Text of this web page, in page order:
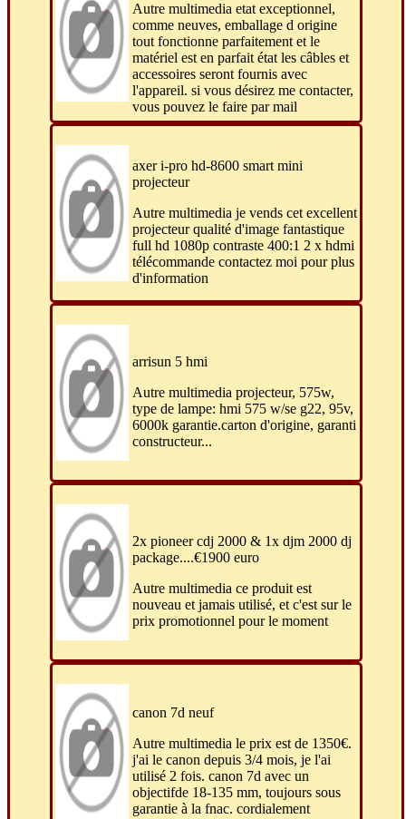
Autre multimedia etat exceptionnel,
comme neuves, emballage d origine
tout fonctionne parfaitement et le
matériel est en parfait état les câbles et
accessoires seront fournis avec
l'appareil. si vous désirez me contacter,
vous pouvez le faire par mail
axer i-pro hd-8600 smart mini
projecteur
Autre multimedia je vends cet excellent
projecteur qualité d'image fantastique
full hd 1080p contraste 400:1 2 x hdmi
télécommande contactez moi pour plus
d'information
arrisun 5 hmi
Autre multimedia projecteur, 575w,
type de lampe: hmi 575 w/se g22, 95v,
6000k garantie.carton d'origine, garanti
constructeur...
2x pioneer cdj 2000 & 1x djm 2000 dj
package....€1900 euro
Autre multimedia ce produit est
nouveau et jamais utilisé, et c'est sur ​​le
prix promotionnel pour le moment
canon 7d neuf
Autre multimedia le prix est de 1350€.
j'ai le canon depuis 3/4 mois, je l'ai
utilisé 2 fois. canon 7d avec un
objectifde 18-135 mm, toujours sous
garantie à la fnac. cordialement